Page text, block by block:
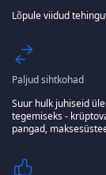
Lõpule viidud
Paljud sihtkohad
Suur hulk juhiseid
tegemiseks -
pangad,